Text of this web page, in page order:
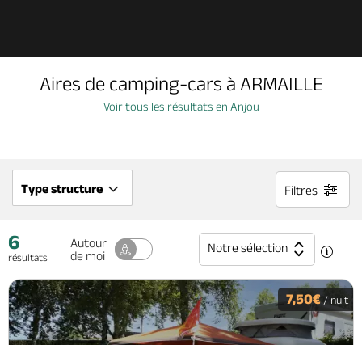
À voir, à faire
Dormir, manger
Séjours, cadeaux
Billetterie en ligne
Aires de camping-cars à ARMAILLE
Voir tous les résultats en Anjou
Type structure Filtres
6
résultats
Autour
de moi
Notre sélection
7,50€ / nuit